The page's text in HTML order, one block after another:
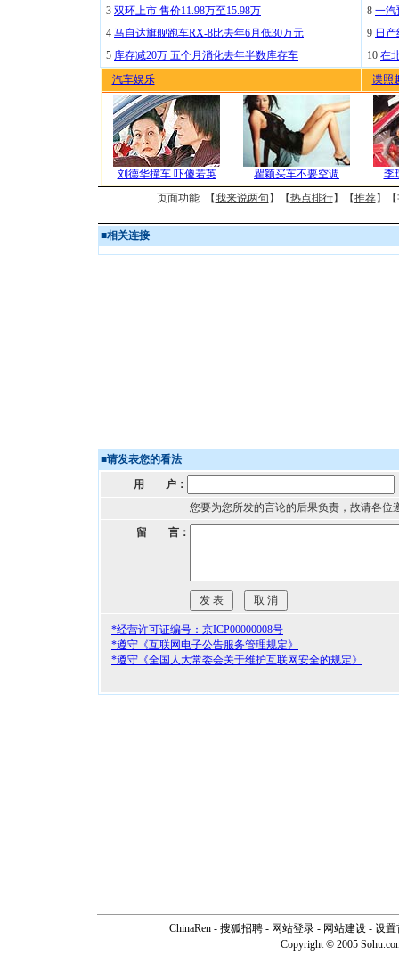
3 双环上市 售价11.98万至15.98万
4 马自达旗舰跑车RX-8比去年6月低30万元
5 库存减20万 五个月消化去年半数库存车
8 一汽
9 日
10 在
汽车娱乐
谍照
刘德华撞车 吓傻若英 瞿颖买车不要空调
李
页面功能 【我来说两句 】【热点排行】【推荐】【
■相关连接
■请发表您的看法
用 户：
您要为您所发的言论的后果负责，故请各位
留 言：
*经营许可证编号：京ICP00000008号
*遵守《互联网电子公告服务管理规定》
*遵守《全国人大常委会关于维护互联网安全的规定》
ChinaRen - 搜狐招聘 - 网站登录 - 网站建设 - 设置
Copyright © 2005